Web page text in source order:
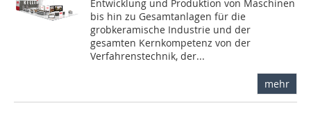
Entwicklung und Produktion von Maschinen
bis hin zu Gesamtanlagen für die
grobkeramische Industrie und der
gesamten Kernkompetenz von der
Verfahrenstechnik, der...
mehr